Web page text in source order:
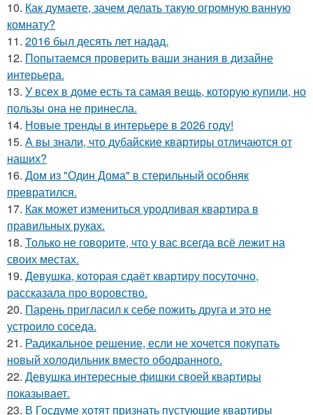
10. Как думаете, зачем делать такую огромную ванную
комнату?
11. 2016 был десять лет надад.
12. Попытаемся проверить ваши знания в дизайне
интерьера.
13. У всех в доме есть та самая вещь, которую купили, но
пользы она не принесла.
14. Новые тренды в интерьере в 2026 году!
15. А вы знали, что дубайские квартиры отличаются от
наших?
16. Дом из "Один Дома" в стерильный особняк
превратился.
17. Как может измениться уродливая квартира в
правильных руках.
18. Только не говорите, что у вас всегда всё лежит на
своих местах.
19. Девушка, которая сдаёт квартиру посуточно,
рассказала про воровство.
20. Парень пригласил к себе пожить друга и это не
устроило соседа.
21. Радикальное решение, если не хочется покупать
новый холодильник вместо ободранного.
22. Девушка интересные фишки своей квартиры
показывает.
23. В Госдуме хотят признать пустующие квартиры